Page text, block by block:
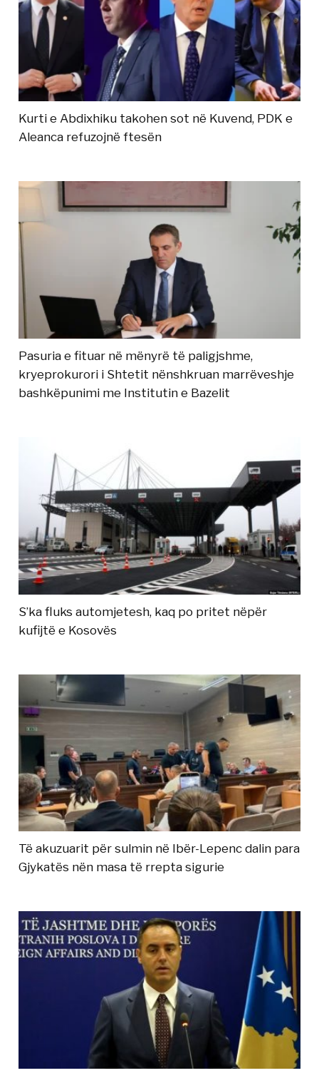
Kurti e Abdixhiku takohen sot në Kuvend, PDK e
Aleanca refuzojnë ftesën
Pasuria e fituar në mënyrë të paligjshme,
kryeprokurori i Shtetit nënshkruan marrëveshje
bashkëpunimi me Institutin e Bazelit
S’ka fluks automjetesh, kaq po pritet nëpër
kufijtë e Kosovës
Të akuzuarit për sulmin në Ibër-Lepenc dalin para
Gjykatës nën masa të rrepta sigurie